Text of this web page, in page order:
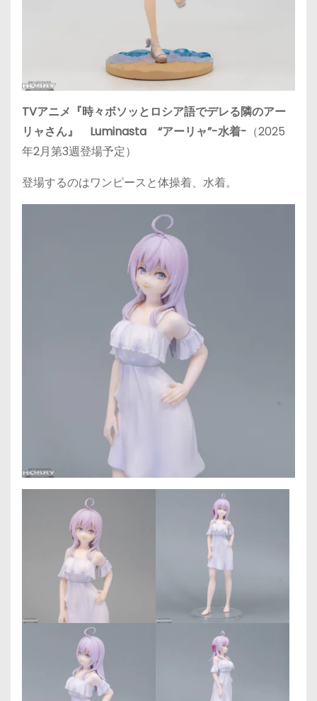
TVアニメ『時々ボソッとロシア語でデレる隣のアー
リャさん』 Luminasta “アーリャ”-水着- （2025
年2月第3週登場予定）
登場するのはワンピースと体操着、水着。